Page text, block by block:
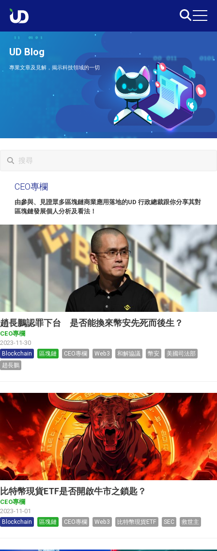
UD Blog
專業文章及見解，揭示科技領域的一切
CEO專欄
由參與、見證眾多區塊鏈商業應用落地的UD 行政總裁跟你分享其對
區塊鏈發展個人分析及看法！
趙長鵬認罪下台 是否能換來幣安先死而後生？
CEO專欄
2023-11-30
Blockchain 區塊鏈 CEO專欄 Web3 和解協議 幣安
美國司法部
趙長鵬
比特幣現貨ETF是否開啟牛市之鎖匙？
CEO專欄
2023-11-01
Blockchain 區塊鏈 CEO專欄 Web3 比特幣現貨ETF SEC 救世主